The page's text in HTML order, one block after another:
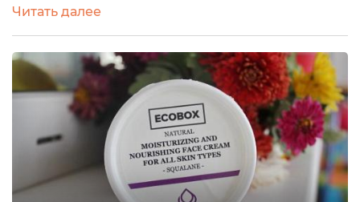
недорогой, действующей косметики.Продукция
бренда находится в одинаковой таре объемом 120
мл., её можно сдать на переработку вместе с
наклейкой. А можно использовать повторно, на
каждом средстве производитель предлагает...
Читать далее